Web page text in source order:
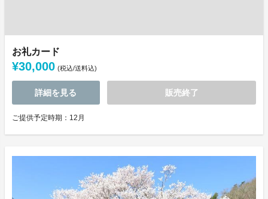
お礼カード
¥30,000 (税込/送料込)
詳細を見る 販売終了
ご提供予定時期：12月